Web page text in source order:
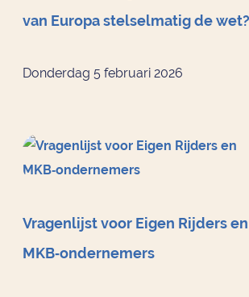
van Europa stelselmatig de wet?
Donderdag 5 februari 2026
Vragenlijst voor Eigen Rijders en
MKB‑ondernemers